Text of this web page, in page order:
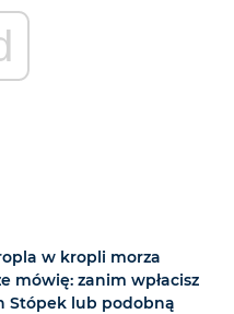
w kropli morza
mówię: zanim wpłacisz
Stópek lub podobną